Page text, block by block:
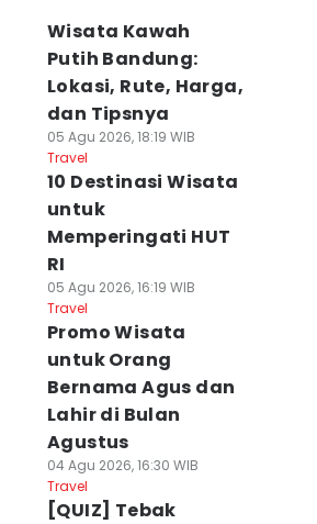
Wisata Kawah
Putih Bandung:
Lokasi, Rute, Harga,
dan Tipsnya
05 Agu 2026, 18:19 WIB
Travel
10 Destinasi Wisata
untuk
Memperingati HUT
RI
05 Agu 2026, 16:19 WIB
Travel
Promo Wisata
untuk Orang
Bernama Agus dan
Lahir di Bulan
Agustus
04 Agu 2026, 16:30 WIB
Travel
[QUIZ] Tebak